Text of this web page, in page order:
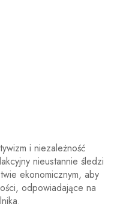
i niezależność
nieustannie śledzi
ekonomicznym, aby
odpowiadające na